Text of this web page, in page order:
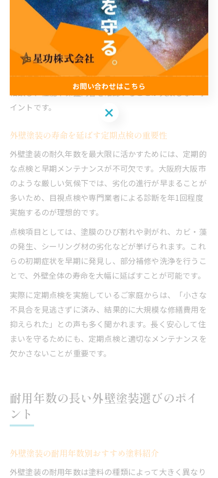
ン塗料、長期間のメンテナンスコストを抑えたいなら無
機塗料が適しています。
国税庁の減価償却年数の考え方も参考に、外壁塗装の費
用を長期的な投資と捉え、ランニングコストや将来の再
塗装時期も見据えて選択しましょう。施工業者と十分に
相談し、性能や保証内容を確認することが失敗しないポ
イントです。
外壁塗装の寿命を延ばす定期点検の重要性
外壁塗装の耐久年数を最大限に活かすためには、定期的
な点検と早期メンテナンスが不可欠です。大阪府大阪市
のような厳しい気候下では、劣化の進行が早まることが
多いため、目視点検や専門業者による診断を年1回程度
実施するのが理想的です。
点検項目としては、塗膜のひび割れや剥がれ、カビ・藻
の発生、シーリング材の劣化などが挙げられます。これ
らの初期症状を早期に発見し、部分補修や洗浄を行うこ
とで、外壁全体の寿命を大幅に延ばすことが可能です。
実際に定期点検を実施しているご家庭からは、「小さな
不具合を見逃さずに済み、結果的に大規模な修繕費用を
抑えられた」との声も多く聞かれます。長く安心して住
まいを守るためにも、定期点検と適切なメンテナンスを
欠かさないことが重要です。
耐用年数の長い外壁塗装選びのポイ
ント
外壁塗装の耐用年数別おすすめ塗料紹介
外壁塗装の耐用年数は塗料の種類によって大きく異なり
お問い合わせはこちら
お問い合わせはこちら